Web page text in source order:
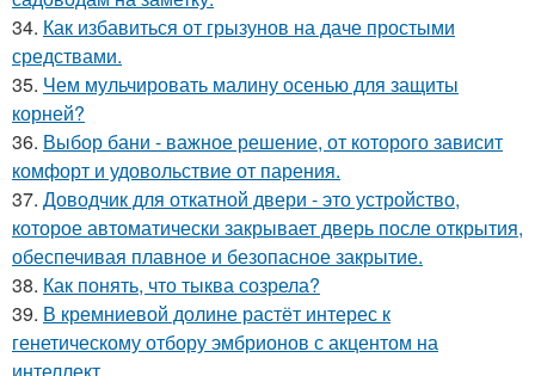
34. Как избавиться от грызунов на даче простыми
средствами.
35. Чем мульчировать малину осенью для защиты
корней?
36. Выбор бани - важное решение, от которого зависит
комфорт и удовольствие от парения.
37. Доводчик для откатной двери - это устройство,
которое автоматически закрывает дверь после открытия,
обеспечивая плавное и безопасное закрытие.
38. Как понять, что тыква созрела?
39. В кремниевой долине растёт интерес к
генетическому отбору эмбрионов с акцентом на